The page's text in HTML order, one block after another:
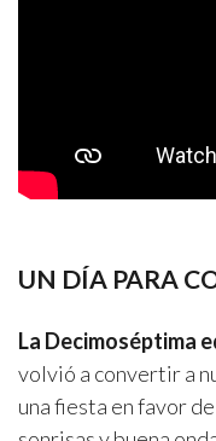
UN DÍA PARA
La Decimoséptima
volvió a convertir a
una fiesta en favor